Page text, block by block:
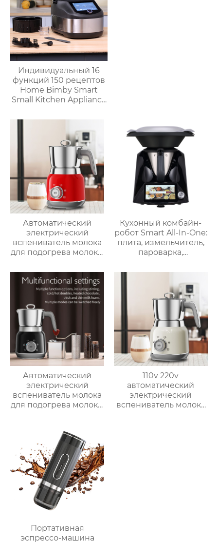
Нержавеющая сталь
Индивидуальный 16
функций 150 рецептов
Home Bimby Smart
Small Kitchen Appliance
многофункциональный
кухонный комбайн
Термопроцессор
Автоматический
электрический
вспениватель молока
для подогрева молока,
корпус из матовой
нержавеющей стали,
домашний
пароварочный
аппарат для молока
Кухонный комбайн-
робот Smart All-In-One:
плита, измельчитель,
пароварка,
блендер, кипяток,
замешивание,
взвешивание
Автоматический
электрический
вспениватель молока
для подогрева молока,
нержавеющей стали,
домашний
пароварочный
аппарат для молока
110v 220v
автоматический
электрический
вспениватель молока
Портативная
эспрессо-машина